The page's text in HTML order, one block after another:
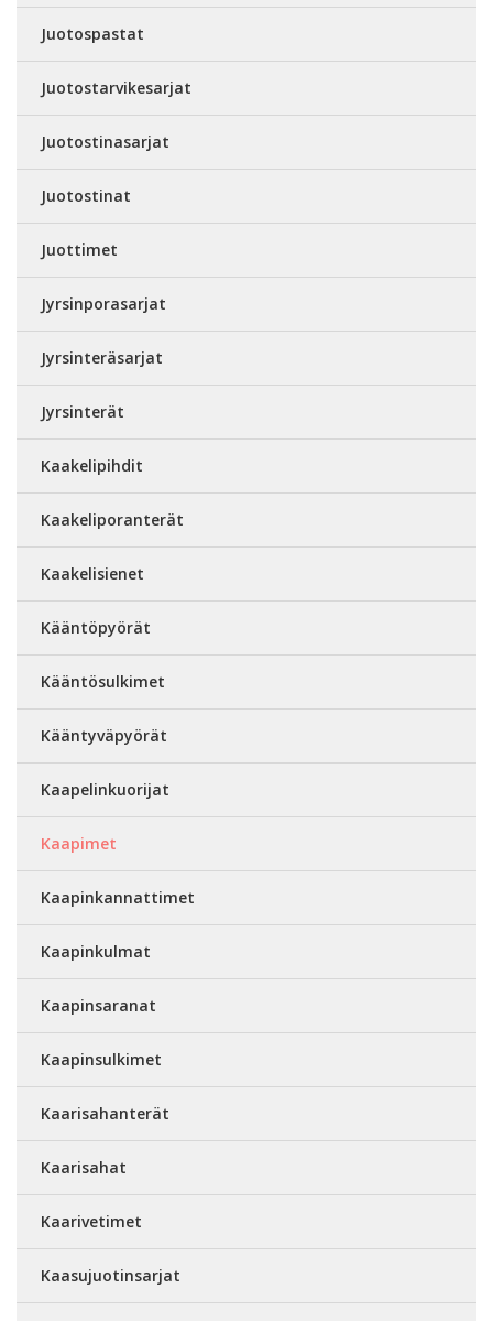
Juotospastat
Juotostarvikesarjat
Juotostinasarjat
Juotostinat
Juottimet
Jyrsinporasarjat
Jyrsinteräsarjat
Jyrsinterät
Kaakelipihdit
Kaakeliporanterät
Kaakelisienet
Kääntöpyörät
Kääntösulkimet
Kääntyväpyörät
Kaapelinkuorijat
Kaapimet
Kaapinkannattimet
Kaapinkulmat
Kaapinsaranat
Kaapinsulkimet
Kaarisahanterät
Kaarisahat
Kaarivetimet
Kaasujuotinsarjat